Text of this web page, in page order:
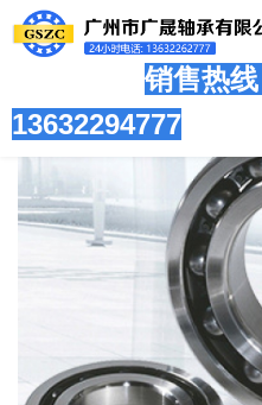
销售热
13632294777